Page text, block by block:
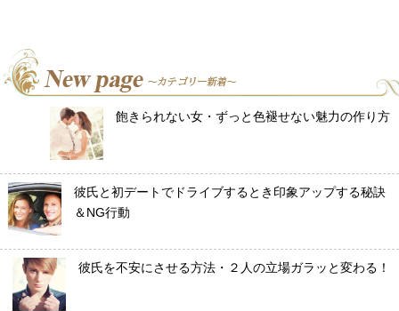
飽きられない女・ずっと色褪せない魅力の作り方
彼氏と初デートでドライブするとき印象アップする秘訣
＆NG行動
彼氏を不安にさせる方法・２人の立場ガラッと変わる！